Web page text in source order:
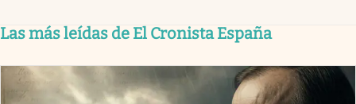
Las más leídas de El Cronista España